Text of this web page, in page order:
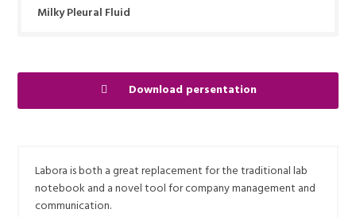
Milky Pleural Fluid
Download persentation
Labora is both a great replacement for the traditional lab
notebook and a novel tool for company management and
communication.